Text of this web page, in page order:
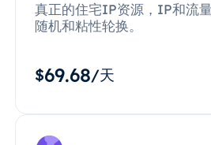
真正的住宅IP资源，IP和流
随机和粘性轮换。
$69.68/天